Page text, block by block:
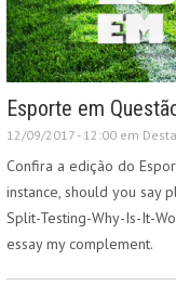
Esporte em
12/09/2017 - 12:00 em
Confira a edição do
instance, should you say
Split-Testing-Why-Is-It-
essay my complement.